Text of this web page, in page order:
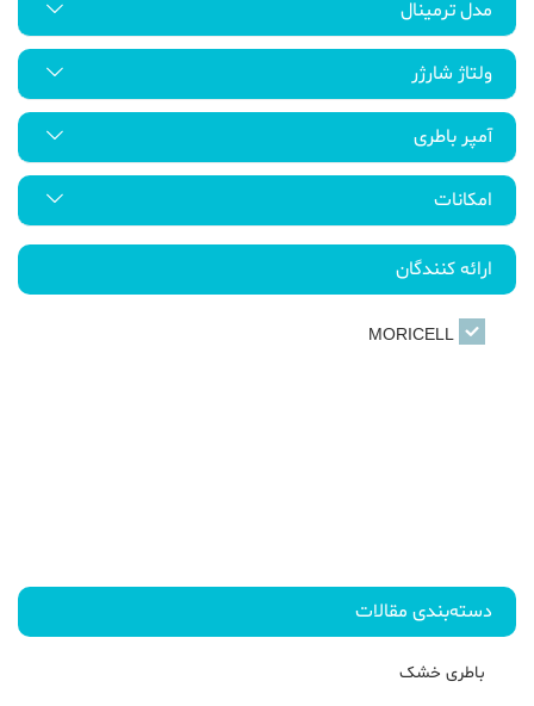
مدل ترمینال
ولتاژ شارژر
آمپر باطری
امکانات
ارائه کنندگان
دسته‌بندی مقالات
باطری خشک